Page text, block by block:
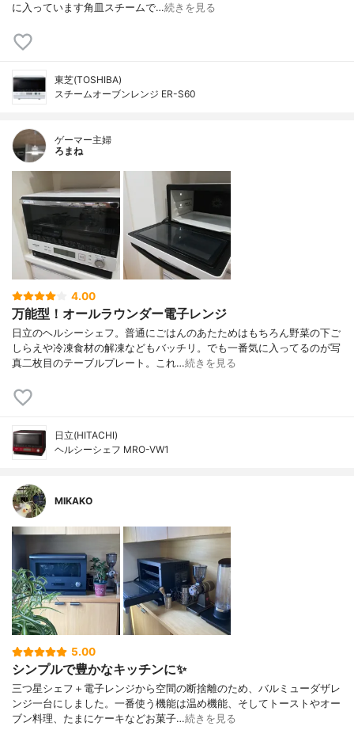
に入っています角皿スチームで…続きを見る
東芝(TOSHIBA)
スチームオーブンレンジ ER-S60
ゲーマー主婦
ろまね
4.00
万能型！オールラウンダー電子レンジ
日立のヘルシーシェフ。普通にごはんのあたためはもちろん野菜の下ご
しらえや冷凍食材の解凍などもバッチリ。でも一番気に入ってるのが写
真二枚目のテーブルプレート。これ…続きを見る
日立(HITACHI)
ヘルシーシェフ MRO-VW1
MIKAKO
5.00
シンプルで豊かなキッチンに✨
三つ星シェフ＋電子レンジから空間の断捨離のため、バルミューダザレ
ンジ一台にしました。一番使う機能は温め機能、そしてトーストやオー
ブン料理、たまにケーキなどお菓子…続きを見る